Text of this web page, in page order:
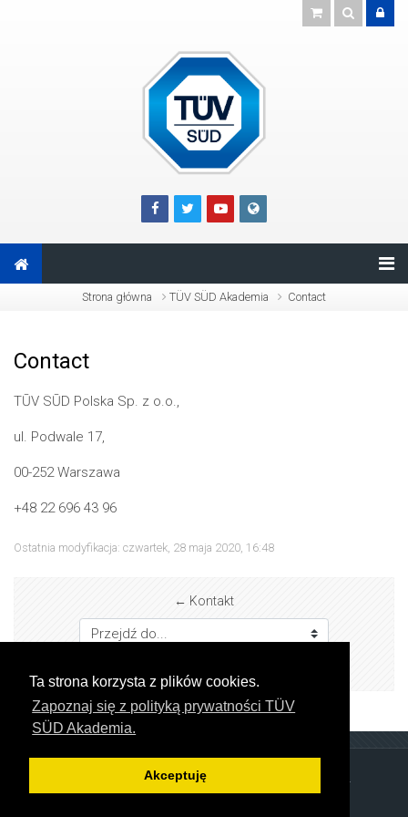
Ta strona korzysta z plików cookies.
Zapoznaj się z polityką prywatności TÜV
SÜD Akademia.
Akceptuję
Strona główna TÜV SÜD Akademia Contact
Contact
TŪV SŪD Polska Sp. z o.o.,
ul. Podwale 17,
00-252 Warszawa
+48 22 696 43 96
Ostatnia modyfikacja: czwartek, 28 maja 2020, 16:48
← Kontakt
Przejdź do...
Copyright © TÜV SÜD Polska Sp. z o.o.. All rights reserved.